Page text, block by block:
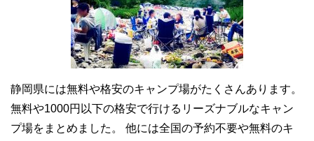
静岡県には無料や格安のキャンプ場がたくさんあります。
無料や1000円以下の格安で行けるリーズナブルなキャン
プ場をまとめました。 他には全国の予約不要や無料のキ